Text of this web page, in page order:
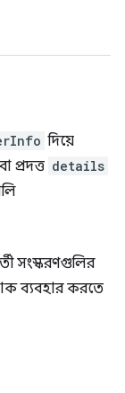
দিয়ে
প্রদত্ত details
সংস্করণগুলির
ব্যবহার করতে